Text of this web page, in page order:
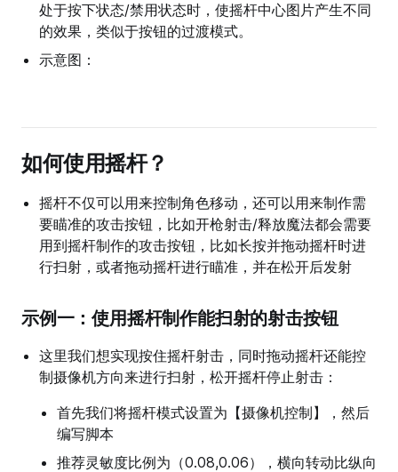
处于按下状态/禁用状态时，使摇杆中心图片产生不同
的效果，类似于按钮的过渡模式。
示意图：
如何使用摇杆？
摇杆不仅可以用来控制角色移动，还可以用来制作需
要瞄准的攻击按钮，比如开枪射击/释放魔法都会需要
用到摇杆制作的攻击按钮，比如长按并拖动摇杆时进
行扫射，或者拖动摇杆进行瞄准，并在松开后发射
示例一：使用摇杆制作能扫射的射击按钮
这里我们想实现按住摇杆射击，同时拖动摇杆还能控
制摄像机方向来进行扫射，松开摇杆停止射击：
首先我们将摇杆模式设置为【摄像机控制】，然后
编写脚本
推荐灵敏度比例为（0.08,0.06），横向转动比纵向